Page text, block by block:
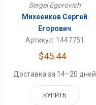
Sergei Egorovich
Михеенков Сергей
Егорович
Артикул: 1447751
$45.44
Доставка за 14–20 дней
КУПИТЬ